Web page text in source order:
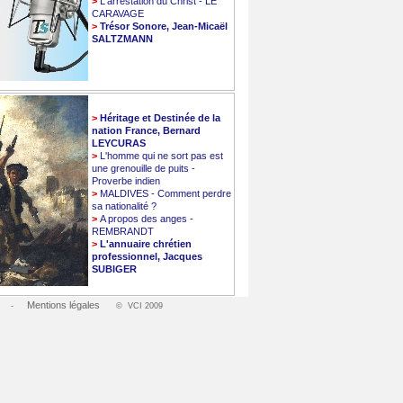
CARAVAGE
> Trésor Sonore, Jean-Micaël
SALTZMANN
> Héritage et Destinée de la
nation France, Bernard
LEYCURAS
> L'homme qui ne sort pas est
une grenouille de puits -
Proverbe indien
> MALDIVES - Comment perdre
sa nationalité ?
> A propos des anges -
REMBRANDT
> L'annuaire chrétien
professionnel, Jacques
SUBIGER
Mentions légales © VCI 2009